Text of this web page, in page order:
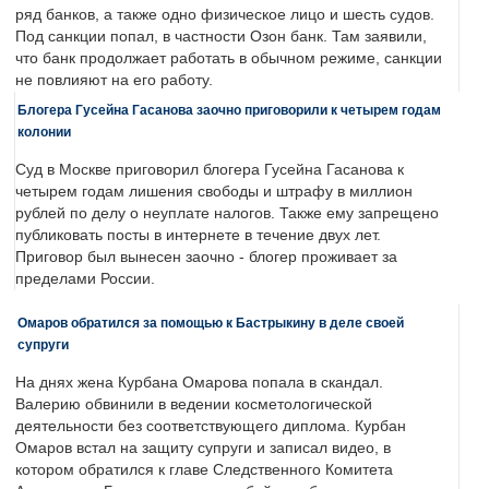
ряд банков, а также одно физическое лицо и шесть судов.
Под санкции попал, в частности Озон банк. Там заявили,
что банк продолжает работать в обычном режиме, санкции
не повлияют на его работу.
Блогера Гусейна Гасанова заочно приговорили к четырем годам
колонии
Суд в Москве приговорил блогера Гусейна Гасанова к
четырем годам лишения свободы и штрафу в миллион
рублей по делу о неуплате налогов. Также ему запрещено
публиковать посты в интернете в течение двух лет.
Приговор был вынесен заочно - блогер проживает за
пределами России.
Омаров обратился за помощью к Бастрыкину в деле своей
супруги
На днях жена Курбана Омарова попала в скандал.
Валерию обвинили в ведении косметологической
деятельности без соответствующего диплома. Курбан
Омаров встал на защиту супруги и записал видео, в
котором обратился к главе Следственного Комитета